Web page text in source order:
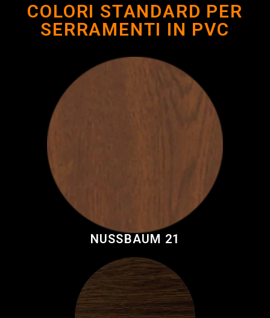
COLORI STANDARD PER
SERRAMENTI IN PVC
NUSSBAUM 21